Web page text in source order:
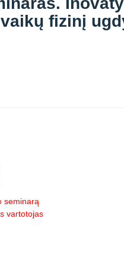
fizinį
seminarą
vartotojas